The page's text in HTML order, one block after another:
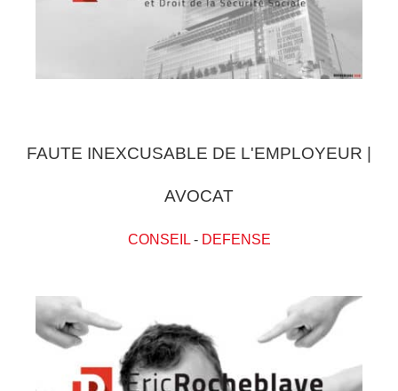
FAUTE INEXCUSABLE DE L'EMPLOYEUR |
AVOCAT
CONSEIL- DEFENSE